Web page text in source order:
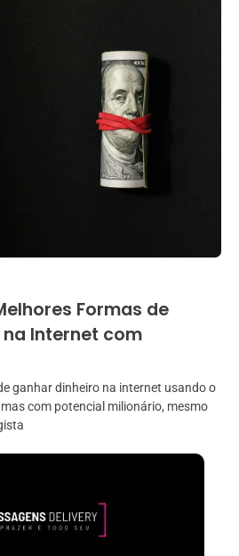
Formas de
na Internet com
ganhar dinheiro na internet usando o
com potencial milionário, mesmo